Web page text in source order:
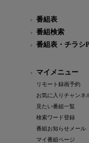
番組表
番組検索
番組表・チラシ
マイメニュー
リモート録画予約
お気に入りチャンネ
見たい番組一覧
検索ワード登録
番組お知らせメール
マイ番組ページ